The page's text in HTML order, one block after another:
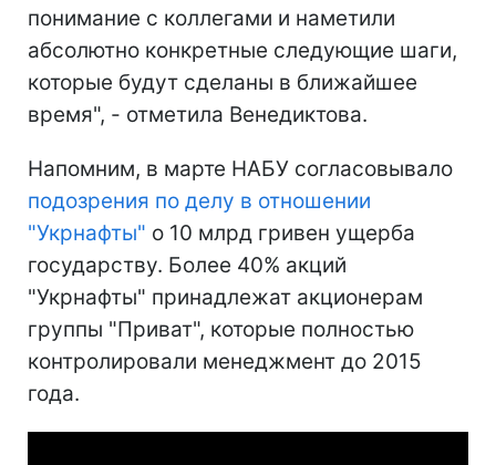
понимание с коллегами и наметили
абсолютно конкретные следующие шаги,
которые будут сделаны в ближайшее
время", - отметила Венедиктова.
Напомним, в марте НАБУ согласовывало
подозрения по делу в отношении
"Укрнафты" о 10 млрд гривен ущерба
государству. Более 40% акций
"Укрнафты" принадлежат акционерам
группы "Приват", которые полностью
контролировали менеджмент до 2015
года.